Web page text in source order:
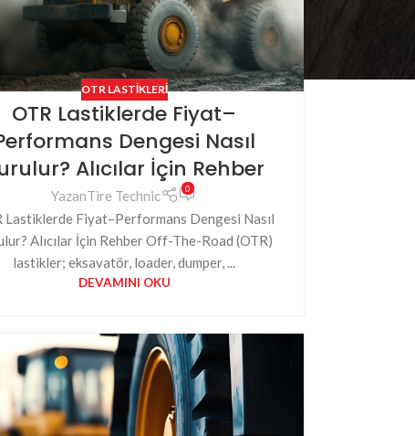
OTR LASTIKLERI
OTR Lastiklerde Fiyat–
Dengesi Nasıl
Alıcılar İçin Rehber
YazanTire Technic 0
Lastiklerde Fiyat–Performans Dengesi Nasıl
Alıcılar İçin Rehber Off-The-Road (OTR)
lastikler; eksavatör, loader, dumper, ...
DEVAMINI OKU